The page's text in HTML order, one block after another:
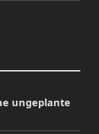
ungeplante